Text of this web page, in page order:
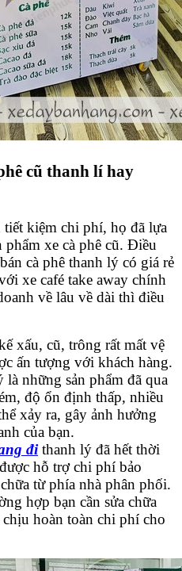
cũ thanh lí hay
kiệm chi phí, họ đã lựa
xe cà phê cũ. Điều
cà phê thanh lý có giá rẻ
xe café take away chính
về lâu về dài thì điều
xấu, cũ, trông rất mất vệ
ấn tượng với khách hàng.
là những sản phẩm đã qua
độ ổn định thấp, nhiều
xảy ra, gây ảnh hưởng
của bạn.
đithanh lý đã hết thời
hỗ trợ chi phí bảo
từ phía nhà phân phối.
hợp bạn cần sửa chữa
chịu hoàn toàn chi phí cho